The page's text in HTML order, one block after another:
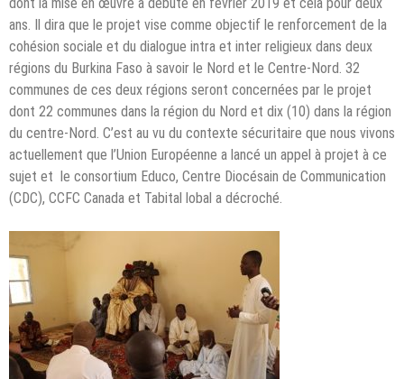
ans. Il dira que le projet vise comme objectif le renforcement de la
cohésion sociale et du dialogue intra et inter religieux dans deux
régions du Burkina Faso à savoir le Nord et le Centre-Nord. 32
communes de ces deux régions seront concernées par le projet
dont 22 communes dans la région du Nord et dix (10) dans la région
du centre-Nord. C’est au vu du contexte sécuritaire que nous vivons
actuellement que l’Union Européenne a lancé un appel à projet à ce
sujet et le consortium Educo, Centre Diocésain de Communication
(CDC), CCFC Canada et Tabital lobal a décroché.